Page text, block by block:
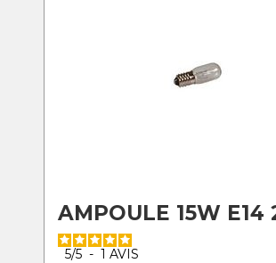
AMPOULE 15W E14
5/5 - 1 AVIS